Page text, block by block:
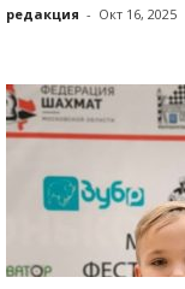
редакция - Окт 16, 2025